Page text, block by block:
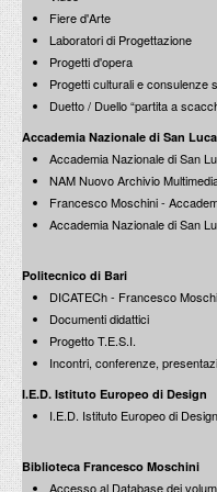
Francesco Moschini:
Fotografia e Architettura
6 maggio 1998
Daniela Saviola)
30 aprile 1998
Fotografia e beni culturali
Francesco Moschini:
19 marzo 1993
Francesco Moschini:
I Maestri raccontati: Europa -
confronto
18 marzo 1993
I Maestri raccontati: Ludovico
agli anni ‘80
Fiere d'Arte
Laboratori di Progettazione
Progetti d'opera
Progetti culturali e consulenze
Duetto / Duello “partita a
Accademia Nazionale di San Luca
Accademia Nazionale di San
NAM Nuovo Archivio
Francesco Moschini -
Accademia Nazionale di San
Politecnico di Bari
DICATECh - Francesco
Documenti didattici
Progetto T.E.S.I.
Incontri, conferenze,
I.E.D. Istituto Europeo di Design
I.E.D. Istituto Europeo di
Biblioteca Francesco Moschini
Accesso al Database dei